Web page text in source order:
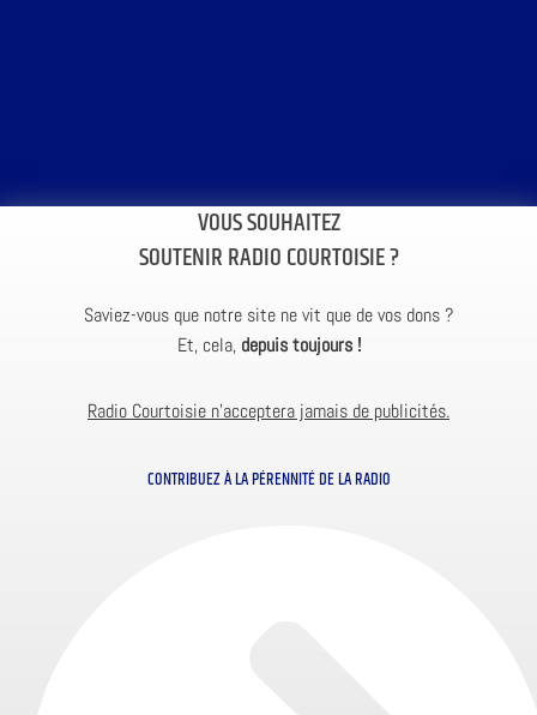
VOUS SOUHAITEZ
SOUTENIR RADIO COURTOISIE ?
Saviez-vous que notre site ne vit que de vos dons ?
Et, cela, depuis toujours !
Radio Courtoisie n’acceptera jamais de publicités.
CONTRIBUEZ À LA PÉRENNITÉ DE LA RADIO